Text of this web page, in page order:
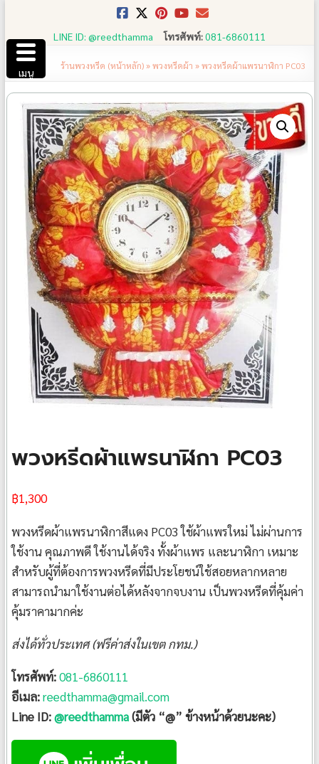
content
LINE ID: @reedthamma โทรศัพท์:081-6860111
ร้านพวงหรีด (หน้าหลัก)»พวงหรีดผ้า »พวงหรีดผ้าแพรนาฬิกา PC03
พวงหรีดผ้าแพรนาฬิกา PC03
฿1,300
พวงหรีดผ้าแพรนาฬิกาสีแดง PC03 ใช้ผ้าแพรใหม่ ไม่ผ่านการ
ใช้งาน คุณภาพดี ใช้งานได้จริง ทั้งผ้าแพร และนาฬิกา เหมาะ
สำหรับผู้ที่ต้องการพวงหรีดที่มีประโยชน์ใช้สอยหลากหลาย
สามารถนำมาใช้งานต่อได้หลังจากจบงาน เป็นพวงหรีดที่คุ้มค่า
คุ้มราคามากค่ะ
ส่งได้ทั่วประเทศ (ฟรีค่าส่งในเขต กทม.)
โทรศัพท์:081-6860111
อีเมล:reedthamma@gmail.com
Line ID:@reedthamma(มีตัว “@” ข้างหน้าด้วยนะคะ)
เมนู